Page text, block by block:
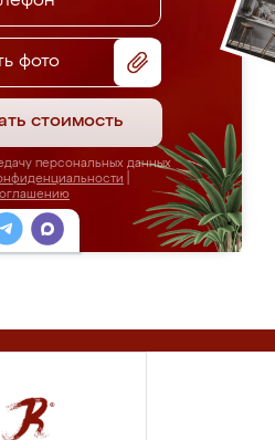
фото
стоимость
персональных данных